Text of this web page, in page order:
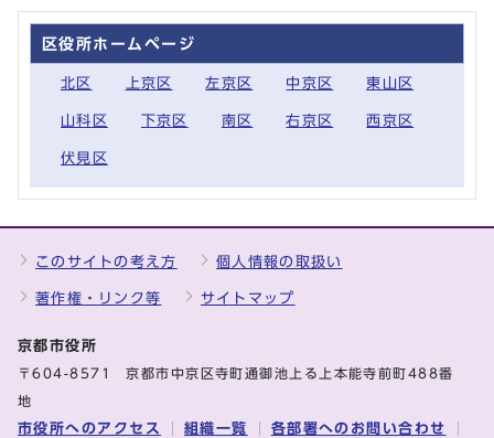
区役所ホームページ
北区 上京区 左京区 中京区 東山区
山科区 下京区 南区 右京区 西京区
伏見区
このサイトの考え方 個人情報の取扱い
著作権・リンク等 サイトマップ
京都市役所
〒604-8571 京都市中京区寺町通御池上る上本能寺前町488番
地
市役所へのアクセス 組織一覧 各部署へのお問い合わせ